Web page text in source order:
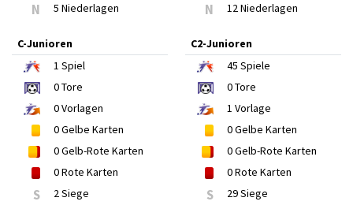
N 5 Niederlagen N 12 Niederlagen
C-Junioren
1 Spiel
0Tore
0Vorlagen
0Gelbe Karten
0Gelb-Rote Karten
0Rote Karten
S 2 Siege
C2-Junioren
45 Spiele
0Tore
1 Vorlage
0Gelbe Karten
0Gelb-Rote Karten
0Rote Karten
S 29 Siege